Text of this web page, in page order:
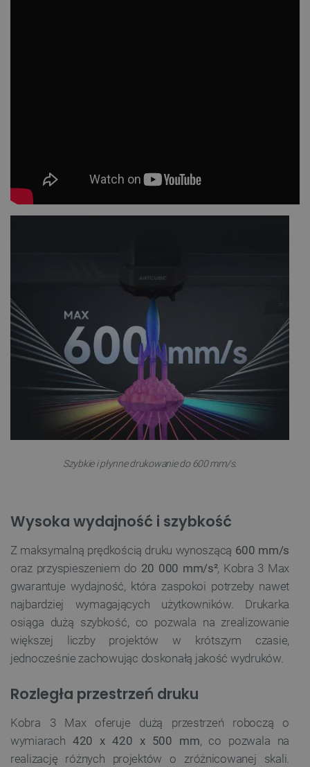
Szybkie i płynne drukowanie do 600 mm/s.
Wysoka wydajność i szybkość
Z maksymalną prędkością druku wynoszącą 600 mm/s
oraz przyspieszeniem do 20 000 mm/s², Kobra 3 Max
gwarantuje wydajność, która zaspokoi potrzeby nawet
najbardziej wymagających użytkowników. Drukarka
osiąga dużą szybkość, co pozwala na zrealizowanie
większej liczby projektów w krótszym czasie,
jednocześnie zachowując doskonałą jakość wydruków.
Rozległa przestrzeń druku
Kobra 3 Max oferuje dużą przestrzeń roboczą o
wymiarach 420 x 420 x 500 mm, co pozwala na
realizację różnych projektów o zróżnicowanej skali.